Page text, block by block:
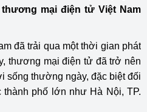
mại điện tử Việt Nam
đã trải qua một thời gian phát
thương mại điện tử đã trở nên
sống thường ngày, đặc biệt đối
phố lớn như Hà Nội, TP.